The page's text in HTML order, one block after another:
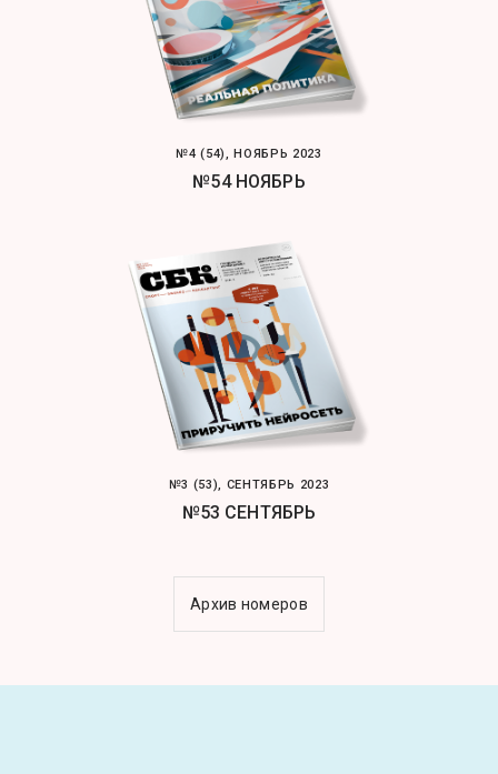
№4 (54), НОЯБРЬ 2023
№54 НОЯБРЬ
№3 (53), СЕНТЯБРЬ 2023
№53 СЕНТЯБРЬ
Архив номеров